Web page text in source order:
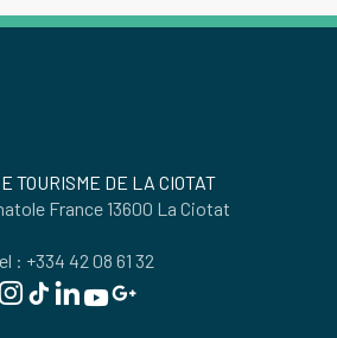
TOURISME DE LA CIOTAT
France 13600 La Ciotat
: +334 42 08 61 32